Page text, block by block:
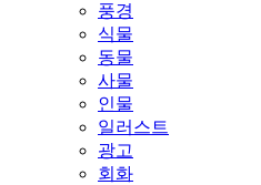
풍경
식물
동물
사물
인물
일러스트
광고
회화